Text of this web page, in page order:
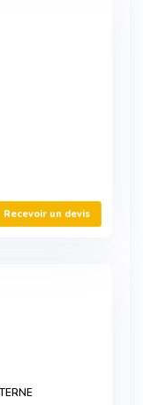
Recevoir un devis